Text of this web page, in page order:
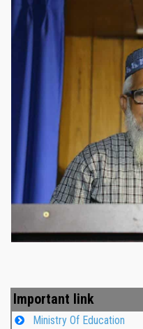
Important link
Ministry Of Education